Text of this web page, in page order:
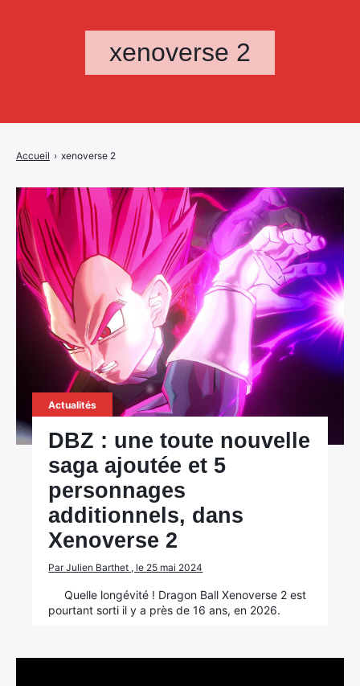
xenoverse 2
Accueil › xenoverse 2
Actualités
DBZ : une toute nouvelle
saga ajoutée et 5
personnages
additionnels, dans
Xenoverse 2
Par Julien Barthet , le 25 mai 2024
Quelle longévité ! Dragon Ball Xenoverse 2 est
pourtant sorti il y a près de 16 ans, en 2026.